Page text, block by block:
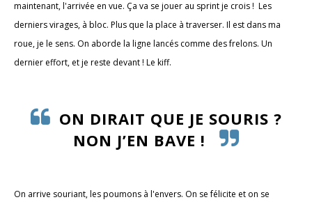
maintenant, l'arrivée en vue. Ça va se jouer au sprint je crois ! Les
derniers virages, à bloc. Plus que la place à traverser. Il est dans ma
roue, je le sens. On aborde la ligne lancés comme des frelons. Un
dernier effort, et je reste devant ! Le kiff.
ON DIRAIT QUE JE SOURIS ?
NON J’EN BAVE !
On arrive souriant, les poumons à l'envers. On se félicite et on se